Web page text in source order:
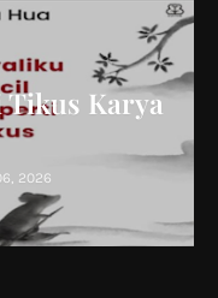
Karya
2026